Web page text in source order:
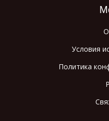
Условия
Политика